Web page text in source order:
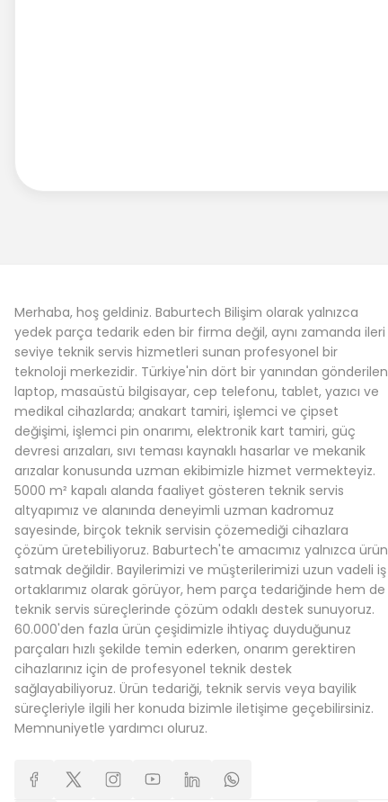
Merhaba, hoş geldiniz. Baburtech Bilişim olarak yalnızca
yedek parça tedarik eden bir firma değil, aynı zamanda ileri
seviye teknik servis hizmetleri sunan profesyonel bir
teknoloji merkezidir. Türkiye'nin dört bir yanından gönderilen
laptop, masaüstü bilgisayar, cep telefonu, tablet, yazıcı ve
medikal cihazlarda; anakart tamiri, işlemci ve çipset
değişimi, işlemci pin onarımı, elektronik kart tamiri, güç
devresi arızaları, sıvı teması kaynaklı hasarlar ve mekanik
arızalar konusunda uzman ekibimizle hizmet vermekteyiz.
5000 m² kapalı alanda faaliyet gösteren teknik servis
altyapımız ve alanında deneyimli uzman kadromuz
sayesinde, birçok teknik servisin çözemediği cihazlara
çözüm üretebiliyoruz. Baburtech'te amacımız yalnızca ürün
satmak değildir. Bayilerimizi ve müşterilerimizi uzun vadeli iş
ortaklarımız olarak görüyor, hem parça tedariğinde hem de
teknik servis süreçlerinde çözüm odaklı destek sunuyoruz.
60.000'den fazla ürün çeşidimizle ihtiyaç duyduğunuz
parçaları hızlı şekilde temin ederken, onarım gerektiren
cihazlarınız için de profesyonel teknik destek
sağlayabiliyoruz. Ürün tedariği, teknik servis veya bayilik
süreçleriyle ilgili her konuda bizimle iletişime geçebilirsiniz.
Memnuniyetle yardımcı oluruz.